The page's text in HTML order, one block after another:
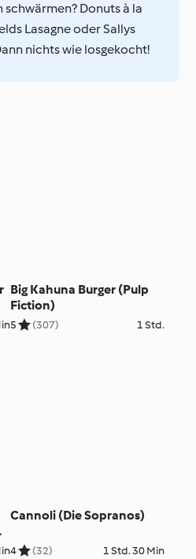
Donuts à la
Lasagne oder Sallys
nichts wie losgekocht!
Big Kahuna Burger (Pulp
Fiction)
5 (307) 1 Std.
Cannoli (Die Sopranos)
4 (32) 1 Std. 30 Min